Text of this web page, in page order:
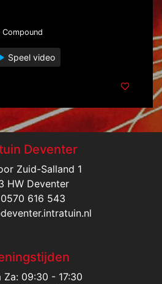
Speel video
Deventer
Zuid-Salland 1
HW Deventer
0570 616 543
Za: 09:30 - 17:30